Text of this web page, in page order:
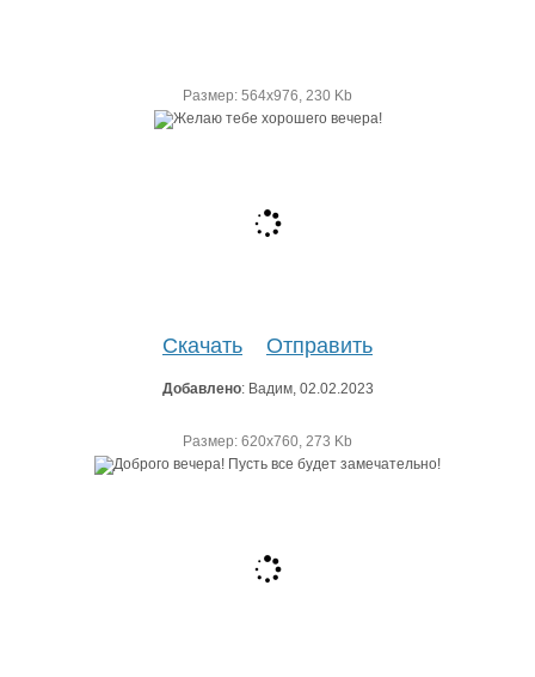
Размер: 564х976, 230 Kb
Скачать Отправить
Добавлено: Вадим, 02.02.2023
Размер: 620х760, 273 Kb